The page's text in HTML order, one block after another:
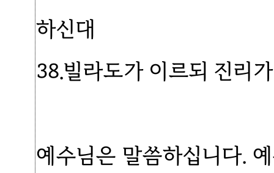
하신대
38.빌라도가 이르되 진리
예수님은 말씀하십니다.